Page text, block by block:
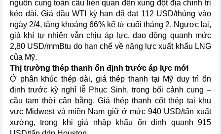
nguồn cung toàn cầu liên quan đến xung đột địa chính trị
kéo dài. Giá dầu WTI kỳ hạn đã đạt 112 USD/thùng vào
ngày 2/4, tăng khoảng 66% kể từ cuối tháng 2. Ngược lại,
giá khí tự nhiên vẫn chịu áp lực, dao động quanh mức
2,80 USD/mmBtu do hạn chế về năng lực xuất khẩu LNG
của Mỹ.
Thị trường thép thanh ổn định trước áp lực mới
Ở phân khúc thép dài, giá thép thanh tại Mỹ duy trì ổn
định trước kỳ nghỉ lễ Phục Sinh, trong bối cảnh cung –
cầu tạm thời cân bằng. Giá thép thanh cốt thép tại khu
vực Midwest và miền Nam giữ ở mức 940 USD/tấn xuất
xưởng, trong khi giá nhập khẩu ổn định quanh 915